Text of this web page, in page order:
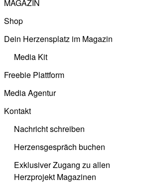
MAGAZIN
Shop
Dein Herzensplatz im Magazin
Media Kit
Freebie Plattform
Media Agentur
Kontakt
Nachricht schreiben
Herzensgespräch buchen
Exklusiver Zugang zu allen
Herzprojekt Magazinen